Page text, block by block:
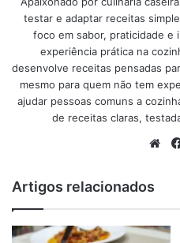
sem sujeira.
Batata na airfryer:
deliciosas
O bolo de cenoura é uma
mundo, e quando ele vem
melhor! Com um recheio
exigentes.
testar e adaptar receitas
foco em sabor, praticidade e
experiência prática na
desenvolve receitas pensadas
mesmo para quem não tem
ajudar pessoas comuns a
de receitas claras,
Artigos relacionados